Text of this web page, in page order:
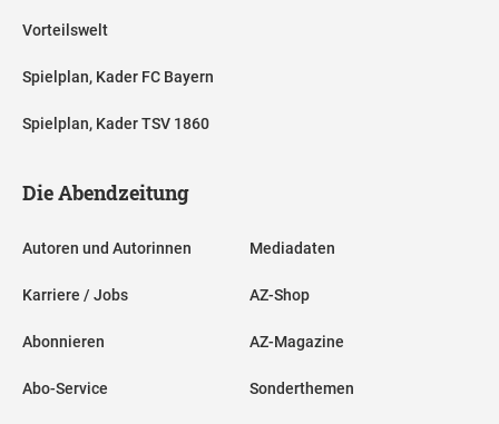
Vorteilswelt
Spielplan, Kader FC Bayern
Spielplan, Kader TSV 1860
Die Abendzeitung
Autoren und Autorinnen
Karriere / Jobs
Abonnieren
Abo-Service
Mediadaten
AZ-Shop
AZ-Magazine
Sonderthemen